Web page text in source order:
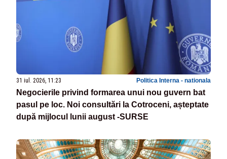
31 iul. 2026, 11:23 Politica Interna - nationala
Negocierile privind formarea unui nou guvern bat
pasul pe loc. Noi consultări la Cotroceni, așteptate
după mijlocul lunii august -SURSE